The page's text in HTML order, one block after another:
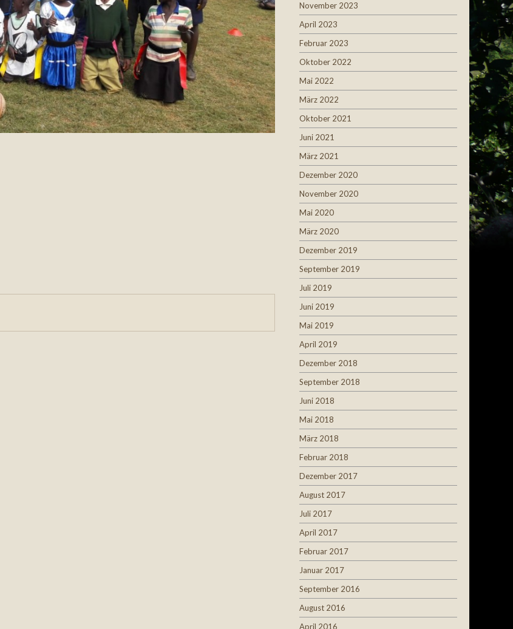
November 2023
April 2023
Februar 2023
Oktober 2022
Mai 2022
März 2022
Oktober 2021
Juni 2021
März 2021
Dezember 2020
November 2020
Mai 2020
März 2020
Dezember 2019
September 2019
Juli 2019
Juni 2019
Mai 2019
April 2019
Dezember 2018
September 2018
Juni 2018
Mai 2018
März 2018
Februar 2018
Dezember 2017
August 2017
Juli 2017
April 2017
Februar 2017
Januar 2017
September 2016
August 2016
April 2016